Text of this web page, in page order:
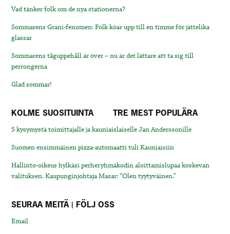
Vad tänker folk om de nya stationerna?
Sommarens Grani-fenomen: Folk köar upp till en timme för jättelika
glassar
Sommarens tåguppehåll är över – nu är det lättare att ta sig till
perrongerna
Glad sommar!
KOLME SUOSITUINTA TRE MEST POPULÄRA
5 kysymystä toimittajalle ja kauniaislaiselle Jan Anderssonille
Suomen ensimmäinen pizza-automaatti tuli Kauniaisiin
Hallinto-oikeus hylkäsi perheryhmäkodin aloittamislupaa koskevan
valituksen. Kaupunginjohtaja Masar: “Olen tyytyväinen.”
SEURAA MEITÄ | FÖLJ OSS
Email